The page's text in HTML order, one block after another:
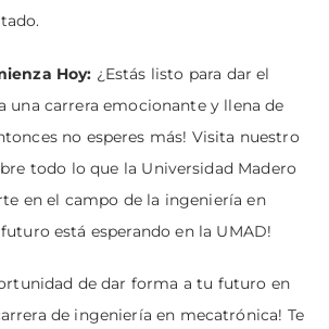
Hoy: ¿Estás listo para dar el
una carrera emocionante y llena de
no esperes más! Visita nuestro
todo lo que la Universidad Madero
en el campo de la ingeniería en
está esperando en la UMAD!
de dar forma a tu futuro en
de ingeniería en mecatrónica! Te